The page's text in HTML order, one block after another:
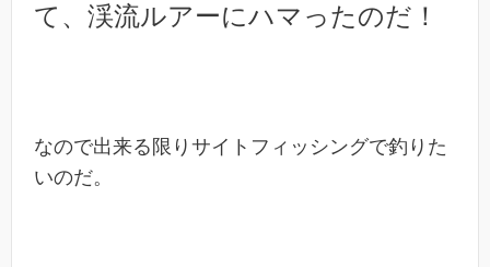
て、渓流ルアーにハマったのだ！
なので出来る限りサイトフィッシングで釣りた
いのだ。